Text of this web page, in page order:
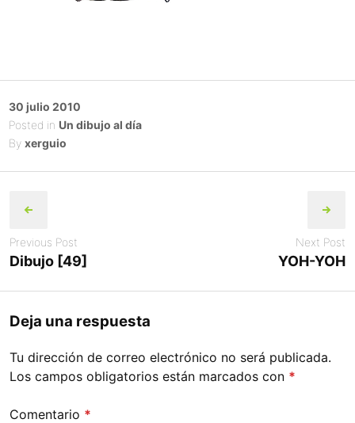
Posted
on
30 julio 2010
Posted in Un dibujo al día
By xerguio
navigation
Previous Post
Dibujo [49]
Next Post
YOH-YOH
Deja una respuesta
Tu dirección de correo electrónico no será publicada.
Los campos obligatorios están marcados con *
Comentario *